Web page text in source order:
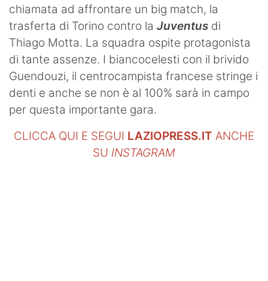
chiamata ad affrontare un big match, la
trasferta di Torino contro la Juventus di
Thiago Motta. La squadra ospite protagonista
di tante assenze. I biancocelesti con il brivido
Guendouzi, il centrocampista francese stringe i
denti e anche se non è al 100% sarà in campo
per questa importante gara.
CLICCA QUI E SEGUI LAZIOPRESS.IT ANCHE
SU INSTAGRAM